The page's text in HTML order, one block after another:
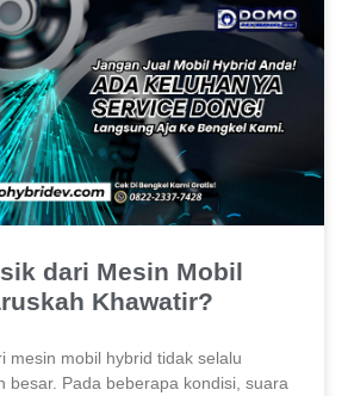
dari Mesin Mobil
Khawatir?
mesin mobil hybrid tidak selalu
besar. Pada beberapa kondisi, suara